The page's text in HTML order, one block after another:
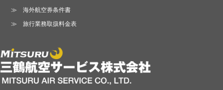
海外航空券条件書
旅行業務取扱料金表